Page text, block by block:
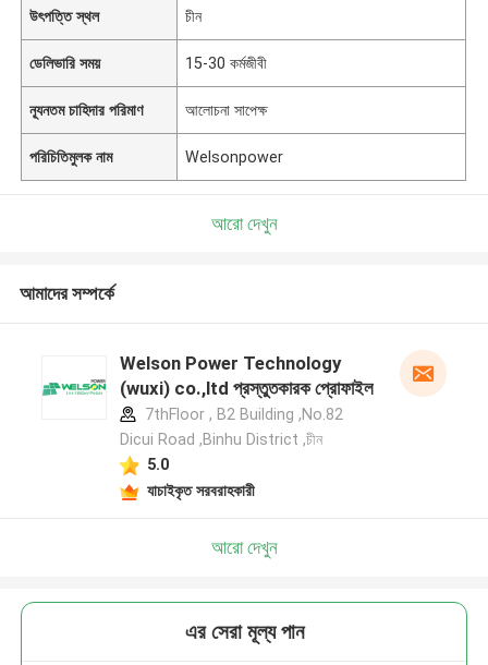
উৎপত্তি স্থল চীন
ডেলিভারি সময় 15-30 কর্মজীবী
ন্যূনতম চাহিদার পরিমাণ আলোচনা সাপেক্ষ
পরিচিতিমুলক নাম Welsonpower
আরো দেখুন
আমাদের সম্পর্কে
Welson Power Technology
(wuxi) co.,ltd প্রস্তুতকারক প্রোফাইল
7thFloor , B2 Building ,No.82
Dicui Road ,Binhu District ,চীন
5.0
যাচাইকৃত সরবরাহকারী
আরো দেখুন
এর সেরা মূল্য পান